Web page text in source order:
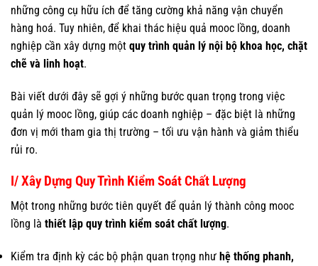
những công cụ hữu ích để tăng cường khả năng vận chuyển
hàng hoá. Tuy nhiên, để khai thác hiệu quả mooc lồng, doanh
nghiệp cần xây dựng một quy trình quản lý nội bộ khoa học, chặt
chẽ và linh hoạt.
Bài viết dưới đây sẽ gợi ý những bước quan trọng trong việc
quản lý mooc lồng, giúp các doanh nghiệp – đặc biệt là những
đơn vị mới tham gia thị trường – tối ưu vận hành và giảm thiểu
rủi ro.
I/ Xây Dựng Quy Trình Kiểm Soát Chất Lượng
Một trong những bước tiên quyết để quản lý thành công mooc
lồng là thiết lập quy trình kiểm soát chất lượng.
Kiểm tra định kỳ các bộ phận quan trọng như hệ thống phanh,